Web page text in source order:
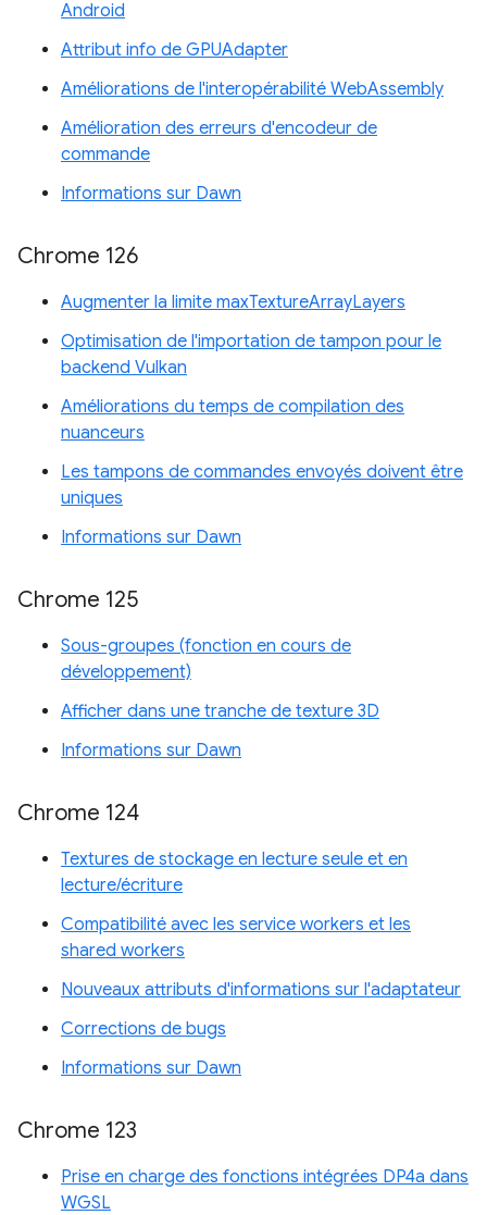
Android
Attribut info de GPUAdapter
Améliorations de l'interopérabilité WebAssembly
Amélioration des erreurs d'encodeur de
commande
Informations sur Dawn
Chrome 126
Augmenter la limite maxTextureArrayLayers
Optimisation de l'importation de tampon pour le
backend Vulkan
Améliorations du temps de compilation des
nuanceurs
Les tampons de commandes envoyés doivent être
uniques
Informations sur Dawn
Chrome 125
Sous-groupes (fonction en cours de
développement)
Afficher dans une tranche de texture 3D
Informations sur Dawn
Chrome 124
Textures de stockage en lecture seule et en
lecture/écriture
Compatibilité avec les service workers et les
shared workers
Nouveaux attributs d'informations sur l'adaptateur
Corrections de bugs
Informations sur Dawn
Chrome 123
Prise en charge des fonctions intégrées DP4a dans
WGSL